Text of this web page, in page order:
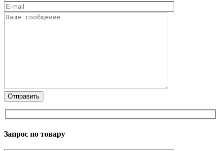
Запрос по товару